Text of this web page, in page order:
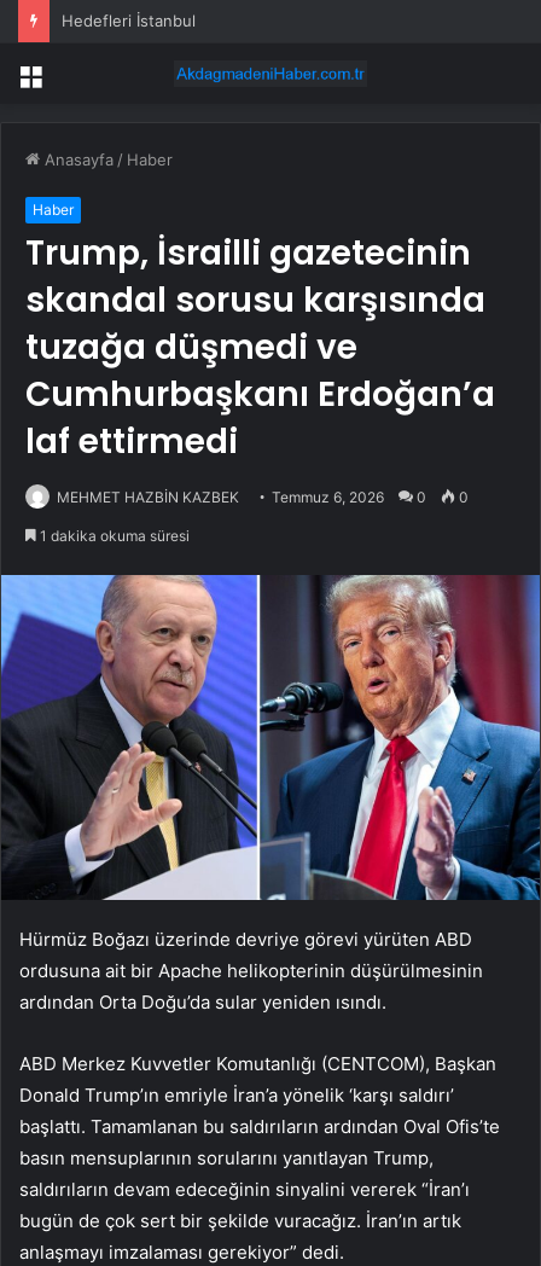
Hedefleri İstanbul
Menü
Anasayfa / Haber
Haber
Trump, İsrailli gazetecinin
skandal sorusu karşısında
tuzağa düşmedi ve
Cumhurbaşkanı Erdoğan’a
laf ettirmedi
MEHMET HAZBİN KAZBEK Temmuz 6, 2026 0 0
1 dakika okuma süresi
Hürmüz Boğazı üzerinde devriye görevi yürüten ABD
ordusuna ait bir Apache helikopterinin düşürülmesinin
ardından Orta Doğu’da sular yeniden ısındı.
ABD Merkez Kuvvetler Komutanlığı (CENTCOM), Başkan
Donald Trump’ın emriyle İran’a yönelik ‘karşı saldırı’
başlattı. Tamamlanan bu saldırıların ardından Oval Ofis’te
basın mensuplarının sorularını yanıtlayan Trump,
saldırıların devam edeceğinin sinyalini vererek “İran’ı
bugün de çok sert bir şekilde vuracağız. İran’ın artık
anlaşmayı imzalaması gerekiyor” dedi.